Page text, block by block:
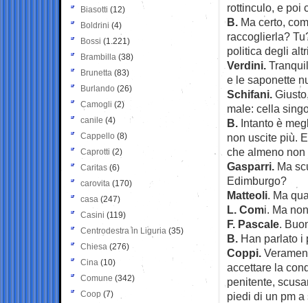
rottinculo, e poi
B. Ma certo,
raccoglierla?
politica degli
Verdini.
e le saponette
Schifani.
male: cella
B. Intanto è
non uscite più.
che almeno non
Gasparri. Ma
Edimburgo?
Matteoli. Ma
L. Comi. Ma
F. Pascale.
B. Han parlato i
Coppi.
accettare la
penitente,
piedi di un pm
Biasotti (12)
Boldrini (4)
Bossi (1.221)
Brambilla (38)
Brunetta (83)
Burlando (26)
Camogli (2)
canile (4)
Cappello (8)
Caprotti (2)
Caritas (6)
carovita (170)
casa (247)
Casini (119)
Centrodestra in Liguria (35)
Chiesa (276)
Cina (10)
Comune (342)
Coop (7)